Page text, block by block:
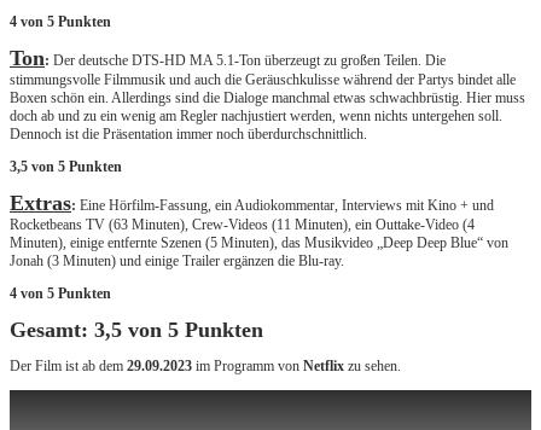
4 von 5 Punkten
Ton: Der deutsche DTS-HD MA 5.1-Ton überzeugt zu großen Teilen. Die
stimmungsvolle Filmmusik und auch die Geräuschkulisse während der Partys bindet alle
Boxen schön ein. Allerdings sind die Dialoge manchmal etwas schwachbrüstig. Hier muss
doch ab und zu ein wenig am Regler nachjustiert werden, wenn nichts untergehen soll.
Dennoch ist die Präsentation immer noch überdurchschnittlich.
3,5 von 5 Punkten
Extras: Eine Hörfilm-Fassung, ein Audiokommentar, Interviews mit Kino + und
Rocketbeans TV (63 Minuten), Crew-Videos (11 Minuten), ein Outtake-Video (4
Minuten), einige entfernte Szenen (5 Minuten), das Musikvideo „Deep Deep Blue“ von
Jonah (3 Minuten) und einige Trailer ergänzen die Blu-ray.
4 von 5 Punkten
Gesamt: 3,5 von 5 Punkten
Der Film ist ab dem 29.09.2023 im Programm von Netflix zu sehen.